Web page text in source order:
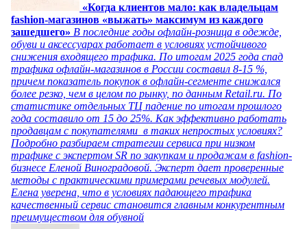
«Когда клиентов мало: как владельцам
fashion-магазинов «выжать» максимум из каждого
зашедшего» В последние годы офлайн-розница в одежде,
обуви и аксессуарах работает в условиях устойчивого
снижения входящего трафика. По итогам 2025 года спад
трафика офлайн-магазинов в России составил 8-15 %,
причем показатель покупок в офлайн-сегменте снижался
более резко, чем в целом по рынку, по данным Retail.ru. По
статистике отдельных ТЦ падение по итогам прошлого
года составило от 15 до 25%. Как эффективно работать
продавцам с покупателями в таких непростых условиях?
Подробно разбираем стратегии сервиса при низком
трафике с экспертом SR по закупкам и продажам в fashion-
бизнесе Еленой Виноградовой. Эксперт дает проверенные
методы с практическими примерами речевых модулей.
Елена уверена, что в условиях падающего трафика
качественный сервис становится главным конкурентным
преимуществом для обувной